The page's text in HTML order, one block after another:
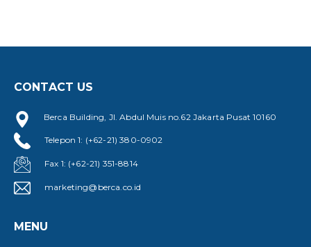
CONTACT US
Berca Building, Jl. Abdul Muis no.62 Jakarta Pusat 10160
Telepon 1: (+62-21) 380-0902
Fax 1: (+62-21) 351-8814
marketing@berca.co.id
MENU